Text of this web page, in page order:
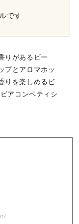
です
りがあるビー
プとアロマホッ
りを楽しめるビ
アコンペティシ